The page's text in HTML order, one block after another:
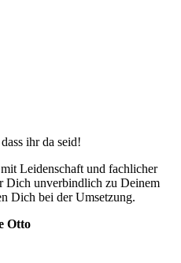
ihr da seid!
Leidenschaft und fachlicher
Dich unverbindlich zu Deinem
Dich bei der Umsetzung.
Otto